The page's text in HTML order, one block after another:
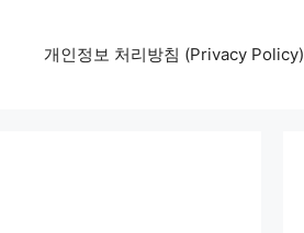
개인정보 처리방침 (Privacy Policy)